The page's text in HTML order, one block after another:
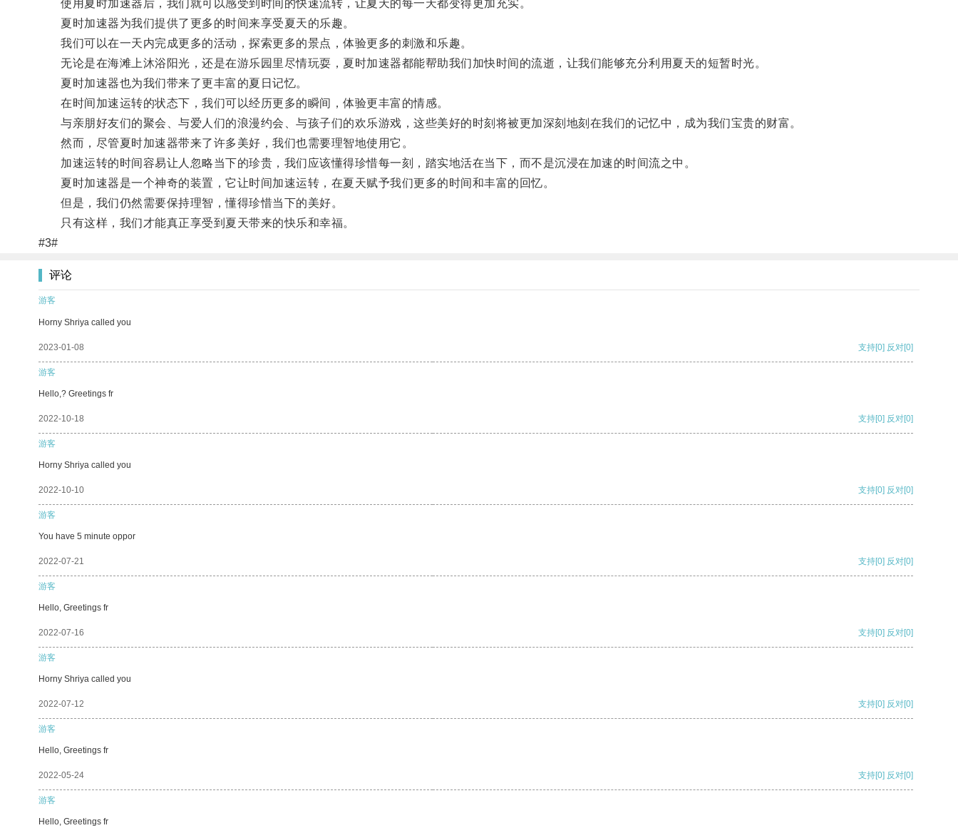
使用夏时加速器后，我们就可以感受到时间的快速流转，让夏天的每一天都变得更加充实。
夏时加速器为我们提供了更多的时间来享受夏天的乐趣。
我们可以在一天内完成更多的活动，探索更多的景点，体验更多的刺激和乐趣。
无论是在海滩上沐浴阳光，还是在游乐园里尽情玩耍，夏时加速器都能帮助我们加快时间的流逝，让我们能够充分利用夏天的短暂时光。
夏时加速器也为我们带来了更丰富的夏日记忆。
在时间加速运转的状态下，我们可以经历更多的瞬间，体验更丰富的情感。
与亲朋好友们的聚会、与爱人们的浪漫约会、与孩子们的欢乐游戏，这些美好的时刻将被更加深刻地刻在我们的记忆中，成为我们宝贵的财富。
然而，尽管夏时加速器带来了许多美好，我们也需要理智地使用它。
加速运转的时间容易让人忽略当下的珍贵，我们应该懂得珍惜每一刻，踏实地活在当下，而不是沉浸在加速的时间流之中。
夏时加速器是一个神奇的装置，它让时间加速运转，在夏天赋予我们更多的时间和丰富的回忆。
但是，我们仍然需要保持理智，懂得珍惜当下的美好。
只有这样，我们才能真正享受到夏天带来的快乐和幸福。
#3#
评论
游客
Horny Shriya called you
2023-01-08 支持[0] 反对[0]
游客
Hello,? Greetings fr
2022-10-18 支持[0] 反对[0]
游客
Horny Shriya called you
2022-10-10 支持[0] 反对[0]
游客
You have 5 minute oppor
2022-07-21 支持[0] 反对[0]
游客
Hello, Greetings fr
2022-07-16 支持[0] 反对[0]
游客
Horny Shriya called you
2022-07-12 支持[0] 反对[0]
游客
Hello, Greetings fr
2022-05-24 支持[0] 反对[0]
游客
Hello, Greetings fr